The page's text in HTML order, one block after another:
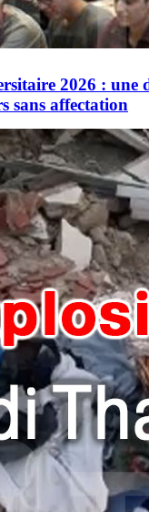
2026 : une
sans affectation